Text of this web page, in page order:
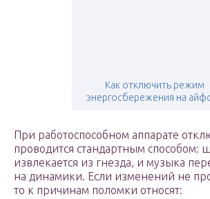
Как отключить режим
энергосбережения на
При работоспособном аппарате
проводится стандартным способом:
извлекается из гнезда, и музыка
на динамики. Если изменений не
то к причинам поломки относят: